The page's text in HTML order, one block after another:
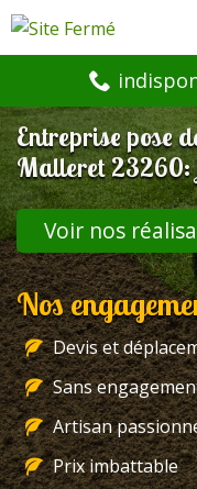
Entreprise pose
Malleret
Voir nos
Nos
Devis et
Sans
Artisan
Prix imbattable